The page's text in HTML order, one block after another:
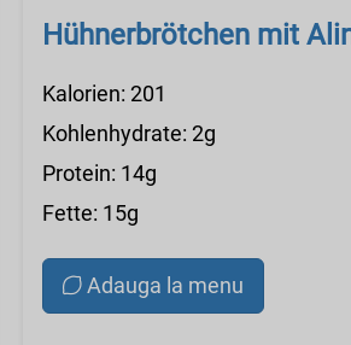
Hühnerbrötchen mit
Kalorien: 201
Kohlenhydrate: 2g
Protein: 14g
Fette: 15g
Adauga la menu